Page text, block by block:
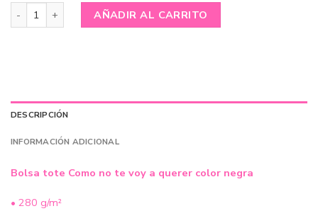
Bolsa tote Como no te voy a querer! cantidad
AÑADIR AL CARRITO
DESCRIPCIÓN
INFORMACIÓN ADICIONAL
Bolsa tote Como no te voy a querer color negra
• 280 g/m²